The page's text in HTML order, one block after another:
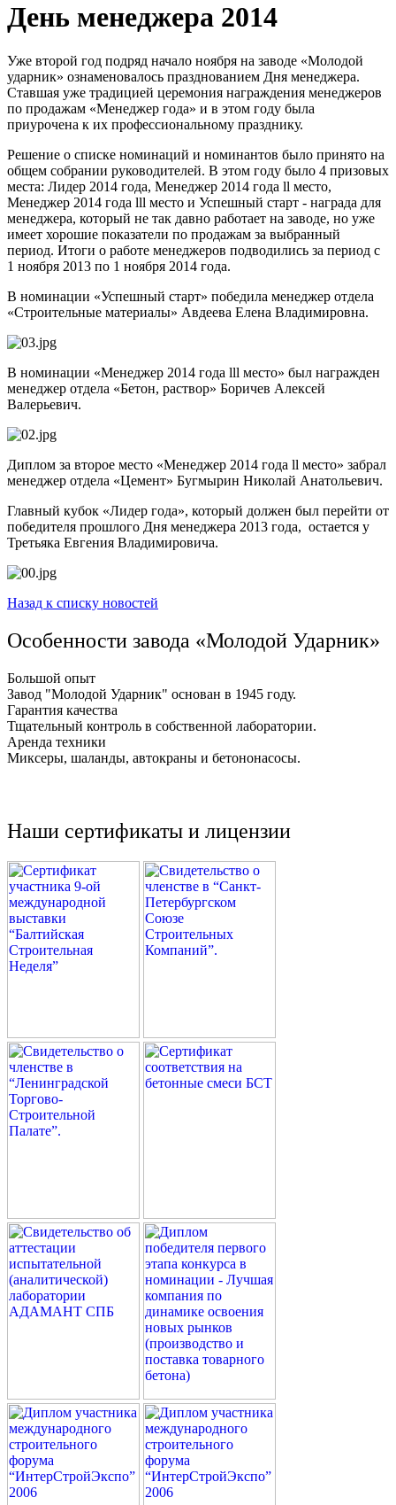
День менеджера 2014
Уже второй год подряд начало ноября на заводе «Молодой
ударник» ознаменовалось празднованием Дня менеджера.
Ставшая уже традицией церемония награждения менеджеров
по продажам «Менеджер года» и в этом году была
приурочена к их профессиональному празднику.
Решение о списке номинаций и номинантов было принято на
общем собрании руководителей. В этом году было 4 призовых
места: Лидер 2014 года, Менеджер 2014 года ll место,
Менеджер 2014 года lll место и Успешный старт - награда для
менеджера, который не так давно работает на заводе, но уже
имеет хорошие показатели по продажам за выбранный
период. Итоги о работе менеджеров подводились за период с
1 ноября 2013 по 1 ноября 2014 года.
В номинации «Успешный старт» победила менеджер отдела
«Строительные материалы» Авдеева Елена Владимировна.
В номинации «Менеджер 2014 года lll место» был награжден
менеджер отдела «Бетон, раствор» Боричев Алексей
Валерьевич.
Диплом за второе место «Менеджер 2014 года ll место» забрал
менеджер отдела «Цемент» Бугмырин Николай Анатольевич.
Главный кубок «Лидер года», который должен был перейти от
победителя прошлого Дня менеджера 2013 года, остается у
Третьяка Евгения Владимировича.
Назад к списку новостей
Особенности завода «Молодой Ударник»
Большой опыт
Завод "Молодой Ударник" основан в 1945 году.
Гарантия качества
Тщательный контроль в собственной лаборатории.
Аренда техники
Миксеры, шаланды, автокраны и бетононасосы.
Наши сертификаты и лицензии